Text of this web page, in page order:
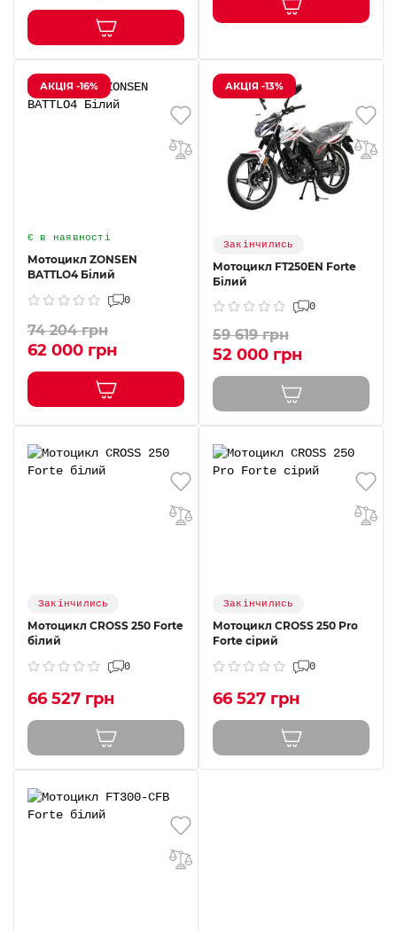
АКЦІЯ -16%
Є в наявності
Мотоцикл ZONSEN
BATTLO4 Бiлий
0
74 204 грн
62 000 грн
АКЦІЯ -13%
Закінчились
Мотоцикл FT250EN Forte
Білий
0
59 619 грн
52 000 грн
Закінчились
Мотоцикл CROSS 250 Forte
білий
0
66 527 грн
Закінчились
Мотоцикл CROSS 250 Pro
Forte cірий
0
66 527 грн